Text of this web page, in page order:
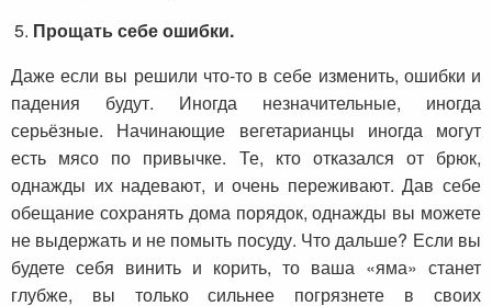
Прощать себе ошибки.
Даже если вы решили что-то в себе изменить, ошибки и
падения будут. Иногда незначительные, иногда
серьёзные. Начинающие вегетарианцы иногда могут
есть мясо по привычке. Те, кто отказался от брюк,
однажды их надевают, и очень переживают. Дав себе
обещание сохранять дома порядок, однажды вы можете
не выдержать и не помыть посуду. Что дальше? Если вы
будете себя винить и корить, то ваша «яма» станет
глубже, вы только сильнее погрязнете в своих